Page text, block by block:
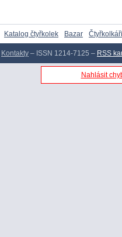
Katalog čtyřkolek Bazar Čtyřkolkáři
Kontakty – ISSN 1214-7125 – RSS
Nahlásit